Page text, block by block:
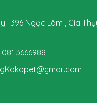
: 396 Ngọc Lâm , Gia
3666988